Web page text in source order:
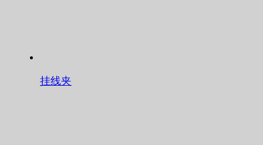
挂线夹